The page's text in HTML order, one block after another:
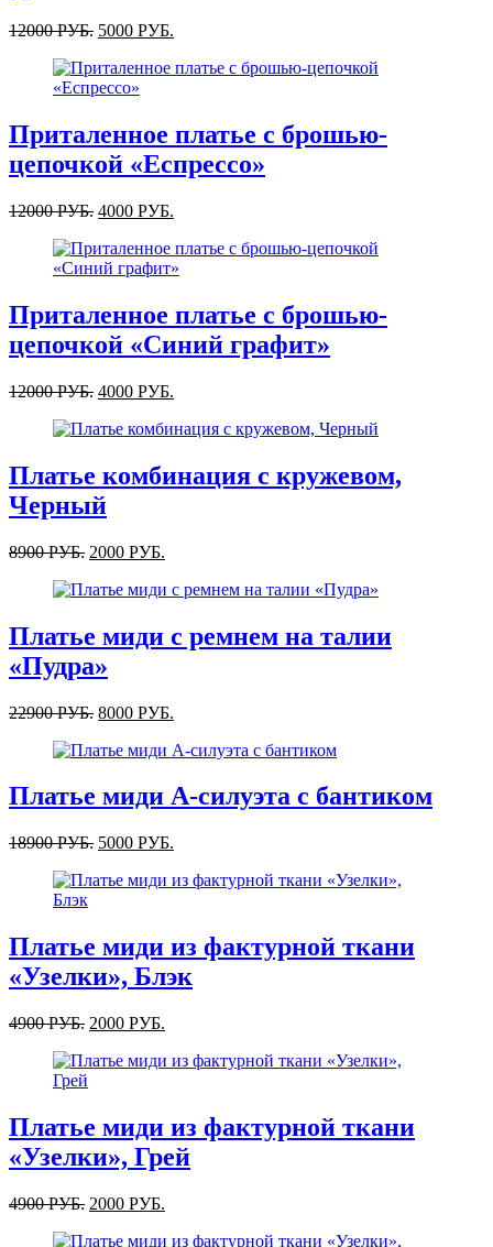
12000РУБ. 5000 РУБ.
Приталенное платье с брошью-
цепочкой «Еспрессо»
12000РУБ. 4000 РУБ.
Приталенное платье с брошью-
цепочкой «Синий графит»
12000РУБ. 4000 РУБ.
Платье комбинация с кружевом,
Черный
8900РУБ. 2000 РУБ.
Платье миди c ремнем на талии
«Пудра»
22900РУБ. 8000 РУБ.
Платье миди А-силуэта с бантиком
18900РУБ. 5000 РУБ.
Платье миди из фактурной ткани
«Узелки», Блэк
4900РУБ. 2000 РУБ.
Платье миди из фактурной ткани
«Узелки», Грей
4900РУБ. 2000 РУБ.